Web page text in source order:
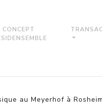
CONCEPT
au Meyerhof à Rosheim